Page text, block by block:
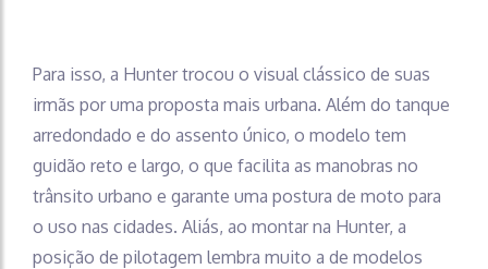
Para isso, a Hunter trocou o visual clássico de suas
irmãs por uma proposta mais urbana. Além do tanque
arredondado e do assento único, o modelo tem
guidão reto e largo, o que facilita as manobras no
trânsito urbano e garante uma postura de moto para
o uso nas cidades. Aliás, ao montar na Hunter, a
posição de pilotagem lembra muito a de modelos